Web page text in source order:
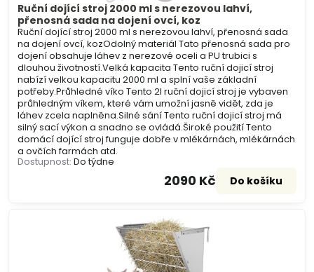
Ruční dojící stroj 2000 ml s nerezovou lahví,
přenosná sada na dojení ovcí, koz
Ruční dojící stroj 2000 ml s nerezovou lahví, přenosná sada
na dojení ovcí, kozOdolný materiál Tato přenosná sada pro
dojení obsahuje láhev z nerezové oceli a PU trubici s
dlouhou životností.Velká kapacita Tento ruční dojicí stroj
nabízí velkou kapacitu 2000 ml a splní vaše základní
potřeby.Průhledné víko Tento 2l ruční dojicí stroj je vybaven
průhledným víkem, které vám umožní jasně vidět, zda je
láhev zcela naplněna.Silné sání Tento ruční dojicí stroj má
silný sací výkon a snadno se ovládá.Široké použití Tento
domácí dojící stroj funguje dobře v mlékárnách, mlékárnách
a ovčích farmách atd.
Dostupnost: Do týdne
2090 Kč Do košíku